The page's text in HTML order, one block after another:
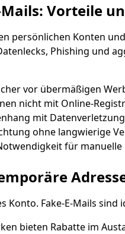
Nächste
Betreff
Warten auf
Vorteile
persönlichen Konten
Phishing und
vor übermäßigen
nicht mit Online-
mit
ohne langwierige
für manuelle
Fake-E-Mails
bieten Rabatte im